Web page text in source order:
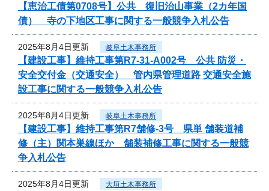
【恵治工債第0708号】公共 復旧治山事業（2カ年国
債） 寺の下地区工事に関する一般競争入札公告
2025年8月4日更新 岐阜土木事務所
【建設工事】維持工事第R7-31-A002号 公共 防災・
安全交付金（交通安全） 管内県管理道路 交通安全施
設工事に関する一般競争入札公告
2025年8月4日更新 岐阜土木事務所
【建設工事】維持工事第R7舗修-3号 県単 舗装道補
修（主）関本巣線ほか 舗装補修工事に関する一般競
争入札公告
2025年8月4日更新 大垣土木事務所